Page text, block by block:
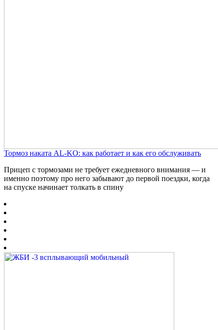
Тормоз наката AL-KO: как работает и как его обслуживать
Прицеп с тормозами не требует ежедневного внимания — и
именно поэтому про него забывают до первой поездки, когда
на спуске начинает толкать в спину